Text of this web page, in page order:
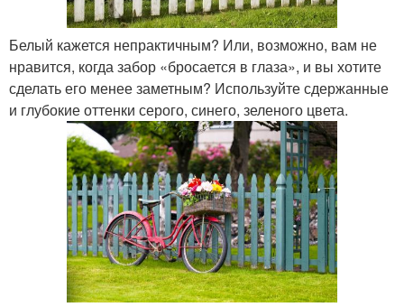
Белый кажется непрактичным? Или, возможно, вам не
нравится, когда забор «бросается в глаза», и вы хотите
сделать его менее заметным? Используйте сдержанные
и глубокие оттенки серого, синего, зеленого цвета.